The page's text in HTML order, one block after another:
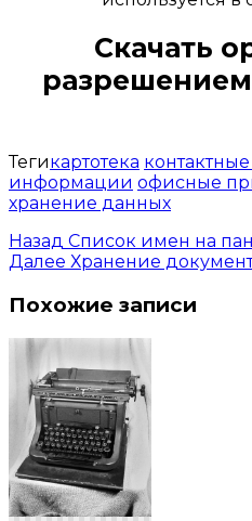
Скачать
разрешением
Тегикартотека
информации офисные
хранение данных
Назад Список имен на
Далее Хранение
Похожие записи